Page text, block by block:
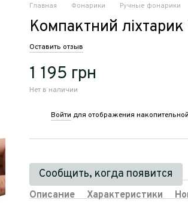
Главная Фонарики Ручные фонарики
Компактний
Оставить отзыв
1 195 грн
Нет в наличии
Войти для отображения
Сообщить, когда появится
Описание Характеристики